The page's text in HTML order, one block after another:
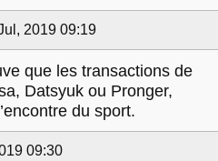
2019 09:19
que les transactions de
Datsyuk ou Pronger,
du sport.
09:30